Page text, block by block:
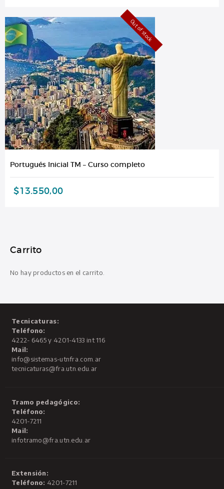
Out of stock
Portugués Inicial TM – Curso completo
$13.550,00
Carrito
No hay productos en el carrito.
Tecnicaturas:
Teléfono:
4222- 6465 y 4201-4133 int 116
Mail:
info@sistemas-utnfra.com.ar
tecnicaturas@fra.utn.edu.ar
Tramo pedagógico:
Teléfono:
4201-7211
Mail:
infotramo@fra.utn.edu.ar
Extensión:
Teléfono: 4201-7211